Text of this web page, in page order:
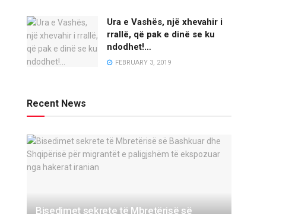
Ura e Vashës, një xhevahir i
rrallë, që pak e dinë se ku
ndodhet!…
FEBRUARY 3, 2019
Recent News
Bisedimet sekrete të Mbretërisë së